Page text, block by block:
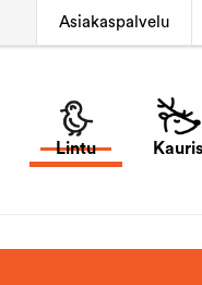
Asiakaspalvelu
Lintu Kauris